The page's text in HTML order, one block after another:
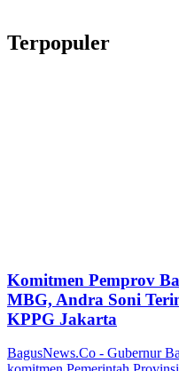
Terpopuler
Komitmen Pemprov
MBG, Andra Soni
KPPG Jakarta
BagusNews.Co - Gubernur